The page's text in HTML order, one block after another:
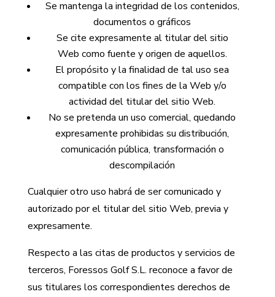
Se mantenga la integridad de los contenidos,
documentos o gráficos
Se cite expresamente al titular del sitio
Web como fuente y origen de aquellos.
El propósito y la finalidad de tal uso sea
compatible con los fines de la Web y/o
actividad del titular del sitio Web.
No se pretenda un uso comercial, quedando
expresamente prohibidas su distribución,
comunicación pública, transformación o
descompilación
Cualquier otro uso habrá de ser comunicado y
autorizado por el titular del sitio Web, previa y
expresamente.
Respecto a las citas de productos y servicios de
terceros, Foressos Golf S.L. reconoce a favor de
sus titulares los correspondientes derechos de